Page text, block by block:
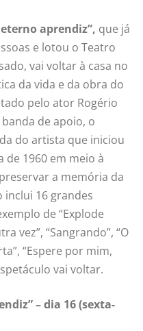
aprendiz”, que já
e lotou o Teatro
vai voltar à casa no
da vida e da obra do
pelo ator Rogério
de apoio, o
do artista que iniciou
de 1960 em meio à
a memória da
inclui 16 grandes
de “Explode
vez”, “Sangrando”, “O
“Espere por mim,
vai voltar.
– dia 16 (sexta-